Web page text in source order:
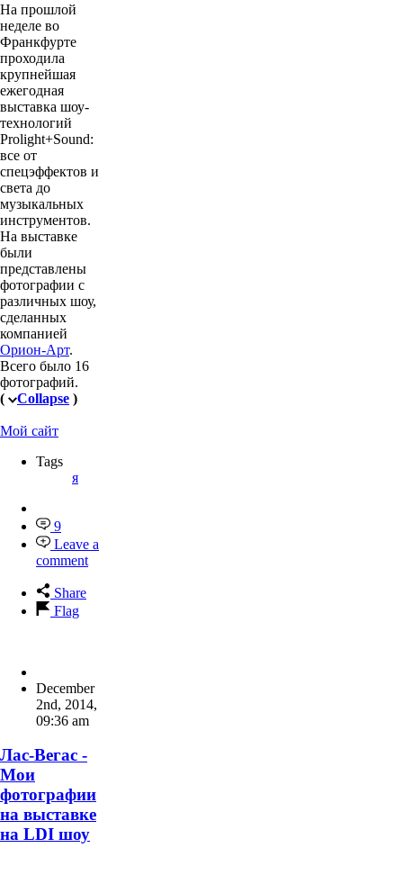
На прошлой
неделе во
Франкфурте
проходила
крупнейшая
ежегодная
выставка шоу-
технологий
Prolight+Sound:
все от
спецэффектов и
света до
музыкальных
инструментов.
На выставке
были
представлены
фотографии с
различных шоу,
сделанных
компанией
Орион-Арт.
Всего было 16
фотографий.
(
Collapse )
Мой сайт
Tags
я
9
Leave a
comment
Share
Flag
December
2nd, 2014,
09:36 am
Лас-Вегас -
Мои
фотографии
на выставке
на LDI шоу